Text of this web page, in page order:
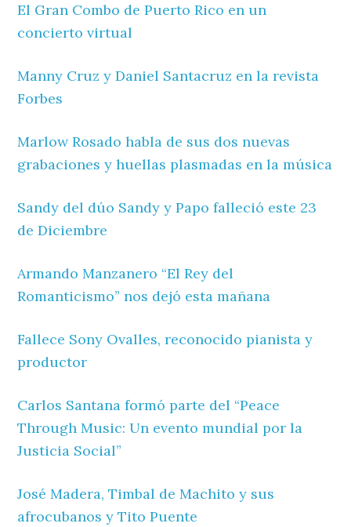
El Gran Combo de Puerto Rico en un
concierto virtual
Manny Cruz y Daniel Santacruz en la revista
Forbes
Marlow Rosado habla de sus dos nuevas
grabaciones y huellas plasmadas en la música
Sandy del dúo Sandy y Papo falleció este 23
de Diciembre
Armando Manzanero “El Rey del
Romanticismo” nos dejó esta mañana
Fallece Sony Ovalles, reconocido pianista y
productor
Carlos‌ ‌Santana‌ ‌formó‌ ‌parte‌ ‌del‌ “Peace‌
‌Through‌ ‌Music:‌ ‌Un‌ ‌evento‌ ‌mundial‌ ‌por‌ ‌la‌
‌Justicia‌ ‌Social”‌
José Madera, Timbal de Machito y sus
afrocubanos y Tito Puente